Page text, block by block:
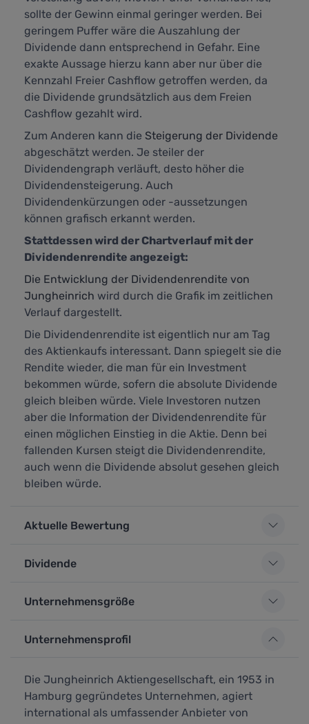
sollte der Gewinn einmal geringer werden. Bei
geringem Puffer wäre die Auszahlung der
Dividende dann entsprechend in Gefahr. Eine
exakte Aussage hierzu kann aber nur über die
Kennzahl Freier Cashflow getroffen werden, da
die Dividende grundsätzlich aus dem Freien
Cashflow gezahlt wird.
Zum Anderen kann die Steigerung der Dividende
abgeschätzt werden. Je steiler der
Dividendengraph verläuft, desto höher die
Dividendensteigerung. Auch
Dividendenkürzungen oder -aussetzungen
können grafisch erkannt werden.
Stattdessen wird der Chartverlauf mit der
Dividendenrendite angezeigt:
Die Entwicklung der Dividendenrendite von
Jungheinrich wird durch die Grafik im zeitlichen
Verlauf dargestellt.
Die Dividendenrendite ist eigentlich nur am Tag
des Aktienkaufs interessant. Dann spiegelt sie die
Rendite wieder, die man für ein Investment
bekommen würde, sofern die absolute Dividende
gleich bleiben würde. Viele Investoren nutzen
aber die Information der Dividendenrendite für
einen möglichen Einstieg in die Aktie. Denn bei
fallenden Kursen steigt die Dividendenrendite,
auch wenn die Dividende absolut gesehen gleich
bleiben würde.
Aktuelle Bewertung
Dividende
Unternehmensgröße
Unternehmensprofil
Die Jungheinrich Aktiengesellschaft, ein 1953 in
Hamburg gegründetes Unternehmen, agiert
international als umfassender Anbieter von